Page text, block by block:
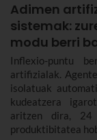
Adimen
sistemak:
modu berri
Inflexio-puntu
artifizialak.
isolatuak
kudeatzera
aritzen dira, 24
produktibitatea